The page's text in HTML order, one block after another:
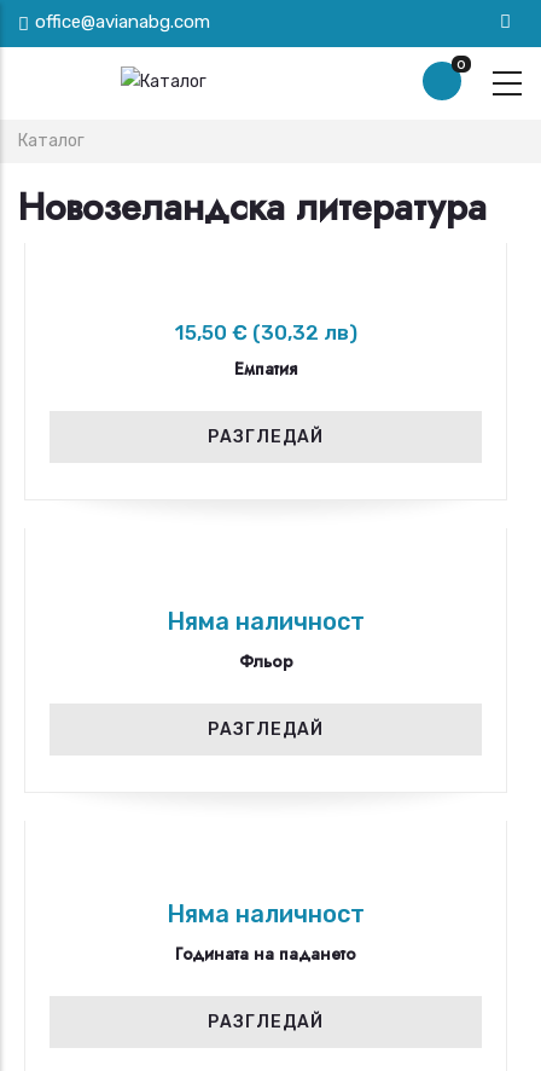
Премини
към
office@avianabg.com
0
Breadcrumb
Каталог
Новозеландска литература
15,50 € (30,32 лв)
Емпатия
РАЗГЛЕДАЙ
Няма наличност
Фльор
РАЗГЛЕДАЙ
Няма наличност
Годината на падането
РАЗГЛЕДАЙ